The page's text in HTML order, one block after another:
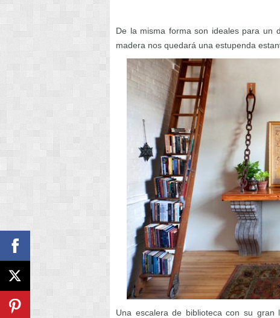
De la misma forma son ideales para un
madera nos quedará una estupenda
Una escalera de biblioteca con su